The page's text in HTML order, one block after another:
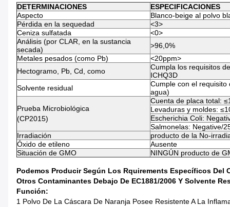
DETERMINACIONES
ESPECIFICACIONES
Aspecto
Blanco-beige al polvo
Pérdida en la sequedad
<3>
Ceniza sulfatada
<0>
Análisis (por CLAR, en la sustancia
secada)
>96,0%
Metales pesados (como Pb)
<20ppm>
Hectogramo, Pb, Cd, como
Cumpla los requisitos
ICHQ3D
Solvente residual
Cumple con el
agua)
Prueba Microbiológica
(CP2015)
Cuenta de placa total:
Levaduras y moldes:
Escherichia Coli:
Salmonelas: Negative/
Irradiación
producto de la No-
Óxido de etileno
Ausente
Situación de GMO
NINGÚN producto de
Podemos Producir Según Los Rquirements Específicos Del
Otros Contaminantes Debajo De EC1881/2006 Y Solvente
Función:
1 Polvo De La Cáscara De Naranja Posee Resistente A La